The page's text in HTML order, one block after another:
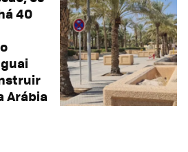
40
Arábia